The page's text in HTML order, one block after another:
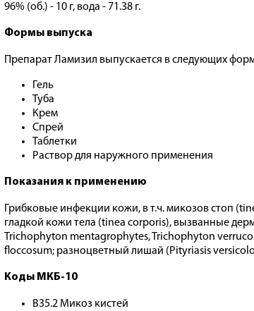
96% (об.) - 10 г, вода - 71.38 г.
Формы выпуска
Препарат Ламизил выпускается в следующих
Гель
Туба
Крем
Спрей
Таблетки
Раствор для наружного применения
Показания к применению
Грибковые инфекции кожи, в т.ч. микозов стоп
гладкой кожи тела (tinea corporis), вызванные
Trichophyton mentagrophytes, Trichophyton
floccosum; разноцветный лишай (Pityriasis
Коды МКБ-10
B35.2 Микоз кистей